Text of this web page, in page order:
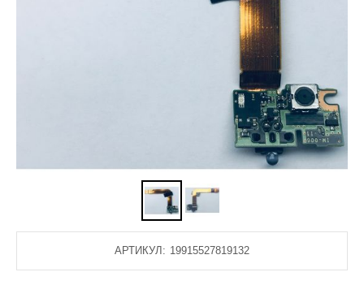
АРТИКУЛ: 19915527819132